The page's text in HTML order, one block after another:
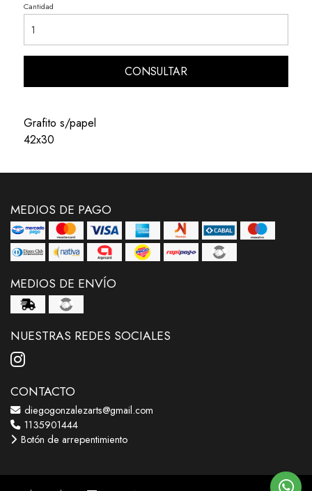
Cantidad
CONSULTAR
Grafito s/papel
42x30
MEDIOS DE PAGO
MEDIOS DE ENVÍO
NUESTRAS REDES SOCIALES
CONTACTO
diegogonzalezarts@gmail.com
1135901444
Botón de arrepentimiento